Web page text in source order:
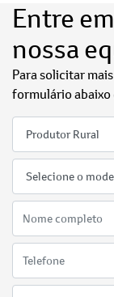
Entre
nossa
Para solicitar
formulário abaixo